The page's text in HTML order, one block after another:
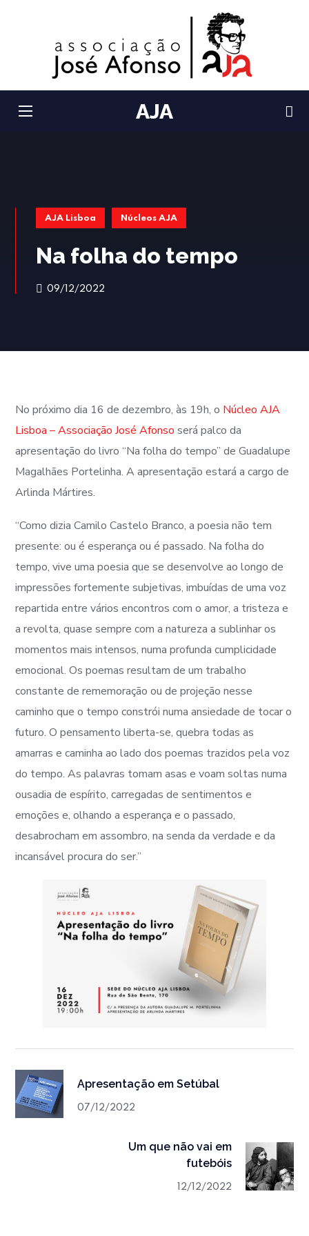
AJA
AJA Lisboa Núcleos AJA
Na folha do tempo
09/12/2022
No próximo dia 16 de dezembro, às 19h, o Núcleo AJA
Lisboa – Associação José Afonso será palco da
apresentação do livro “Na folha do tempo” de Guadalupe
Magalhães Portelinha. A apresentação estará a cargo de
Arlinda Mártires.
“Como dizia Camilo Castelo Branco, a poesia não tem
presente: ou é esperança ou é passado. Na folha do
tempo, vive uma poesia que se desenvolve ao longo de
impressões fortemente subjetivas, imbuídas de uma voz
repartida entre vários encontros com o amor, a tristeza e
a revolta, quase sempre com a natureza a sublinhar os
momentos mais intensos, numa profunda cumplicidade
emocional. Os poemas resultam de um trabalho
constante de rememoração ou de projeção nesse
caminho que o tempo constrói numa ansiedade de tocar o
futuro. O pensamento liberta-se, quebra todas as
amarras e caminha ao lado dos poemas trazidos pela voz
do tempo. As palavras tomam asas e voam soltas numa
ousadia de espírito, carregadas de sentimentos e
emoções e, olhando a esperança e o passado,
desabrocham em assombro, na senda da verdade e da
incansável procura do ser.”
Apresentação em Setúbal
07/12/2022
Um que não vai em
futebóis
12/12/2022